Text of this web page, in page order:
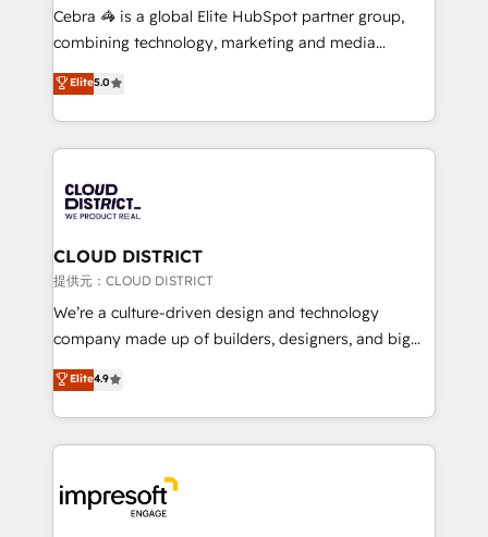
boost with a new HubSpot site Recognized leaders:
🏆 HubSpot Platform Migration Impact Award 🏆
Inbound Campaign of the Year 🏆 Gold AVA Digital
Award for Best Website 🌟 Accreditations: CRM
Cebra 🦓 is a global Elite HubSpot partner group,
combining technology, marketing and media
expertise across Latin America and Southern
Europe, with teams across 7 countries. Born in Chile,
we combine local insight with international reach to
help businesses grow through technology, creativity,
500+ HubSpot implementations, building end-to-
end solutions that integrate CRM, AI automation,
inbound and loop marketing, content, and digital
creativity. Our multicultural team works in Spanish,
Portuguese, and English to design scalable strategies
that drive measurable growth. 🌎 Highlights: • 10+
Platform Migration Excellence. • Top 3 Partner of the
Year LATAM 2022, 2023, 2024, 2025. • Partner of the
business with HubSpot? Let Cebra’s experts help
you grow faster, smarter, and with impact.
Elite5.0
CLOUD DISTRICT
提供元：CLOUD DISTRICT
We’re a culture-driven design and technology
company made up of builders, designers, and big
thinkers. We blend strategy, design, and
development—always fueled by curiosity—to turn
ideas, opportunities, and challenges into meaningful
experiences. To us, technology is more than just
and—most importantly—simple. That’s why we lean
into bold ideas and shape them into thoughtful
Elite4.9